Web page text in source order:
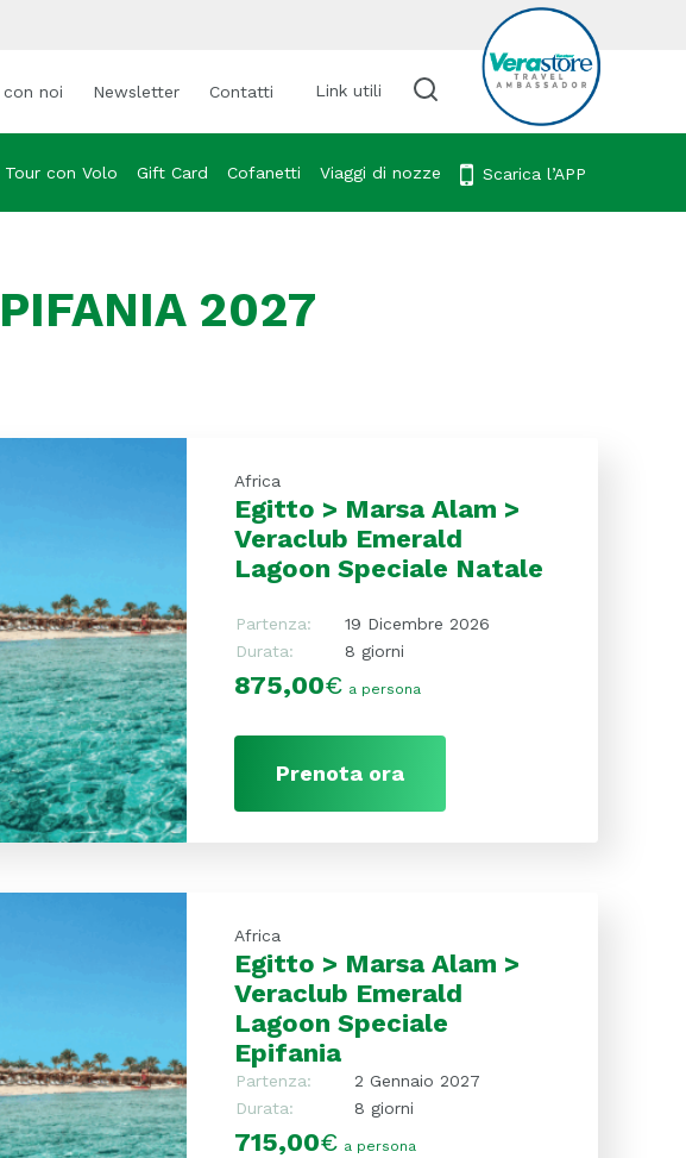
noi Newsletter Contatti Link utili Cerca viaggio
Tour con Volo Gift Card Cofanetti Viaggi di nozze Scarica l’APP
2027
Africa
Egitto > Marsa Alam >
Veraclub Emerald
Lagoon Speciale Natale
Partenza:
19 Dicembre 2026
Durata:
8 giorni
875,00€ a persona
Prenota ora
Africa
Egitto > Marsa Alam >
Veraclub Emerald
Lagoon Speciale
Epifania
Partenza:
2 Gennaio 2027
Durata:
8 giorni
715,00€ a persona